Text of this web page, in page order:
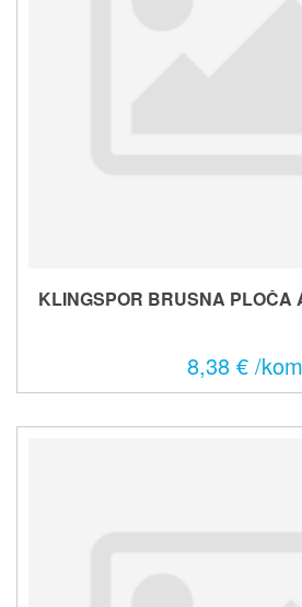
KLINGSPOR BRUSNA PLOČA
8,38 € /kom